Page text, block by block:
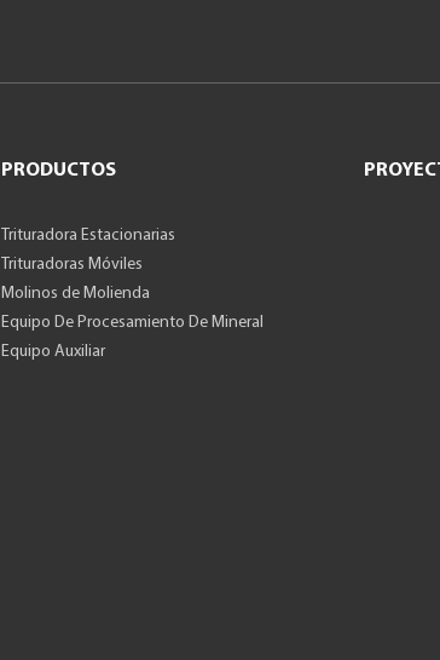
PRODUCTOS
Trituradora Estacionarias
Trituradoras Móviles
Molinos de Molienda
Equipo De Procesamiento De Mineral
Equipo Auxiliar